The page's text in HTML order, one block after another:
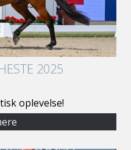
2025
oplevelse!